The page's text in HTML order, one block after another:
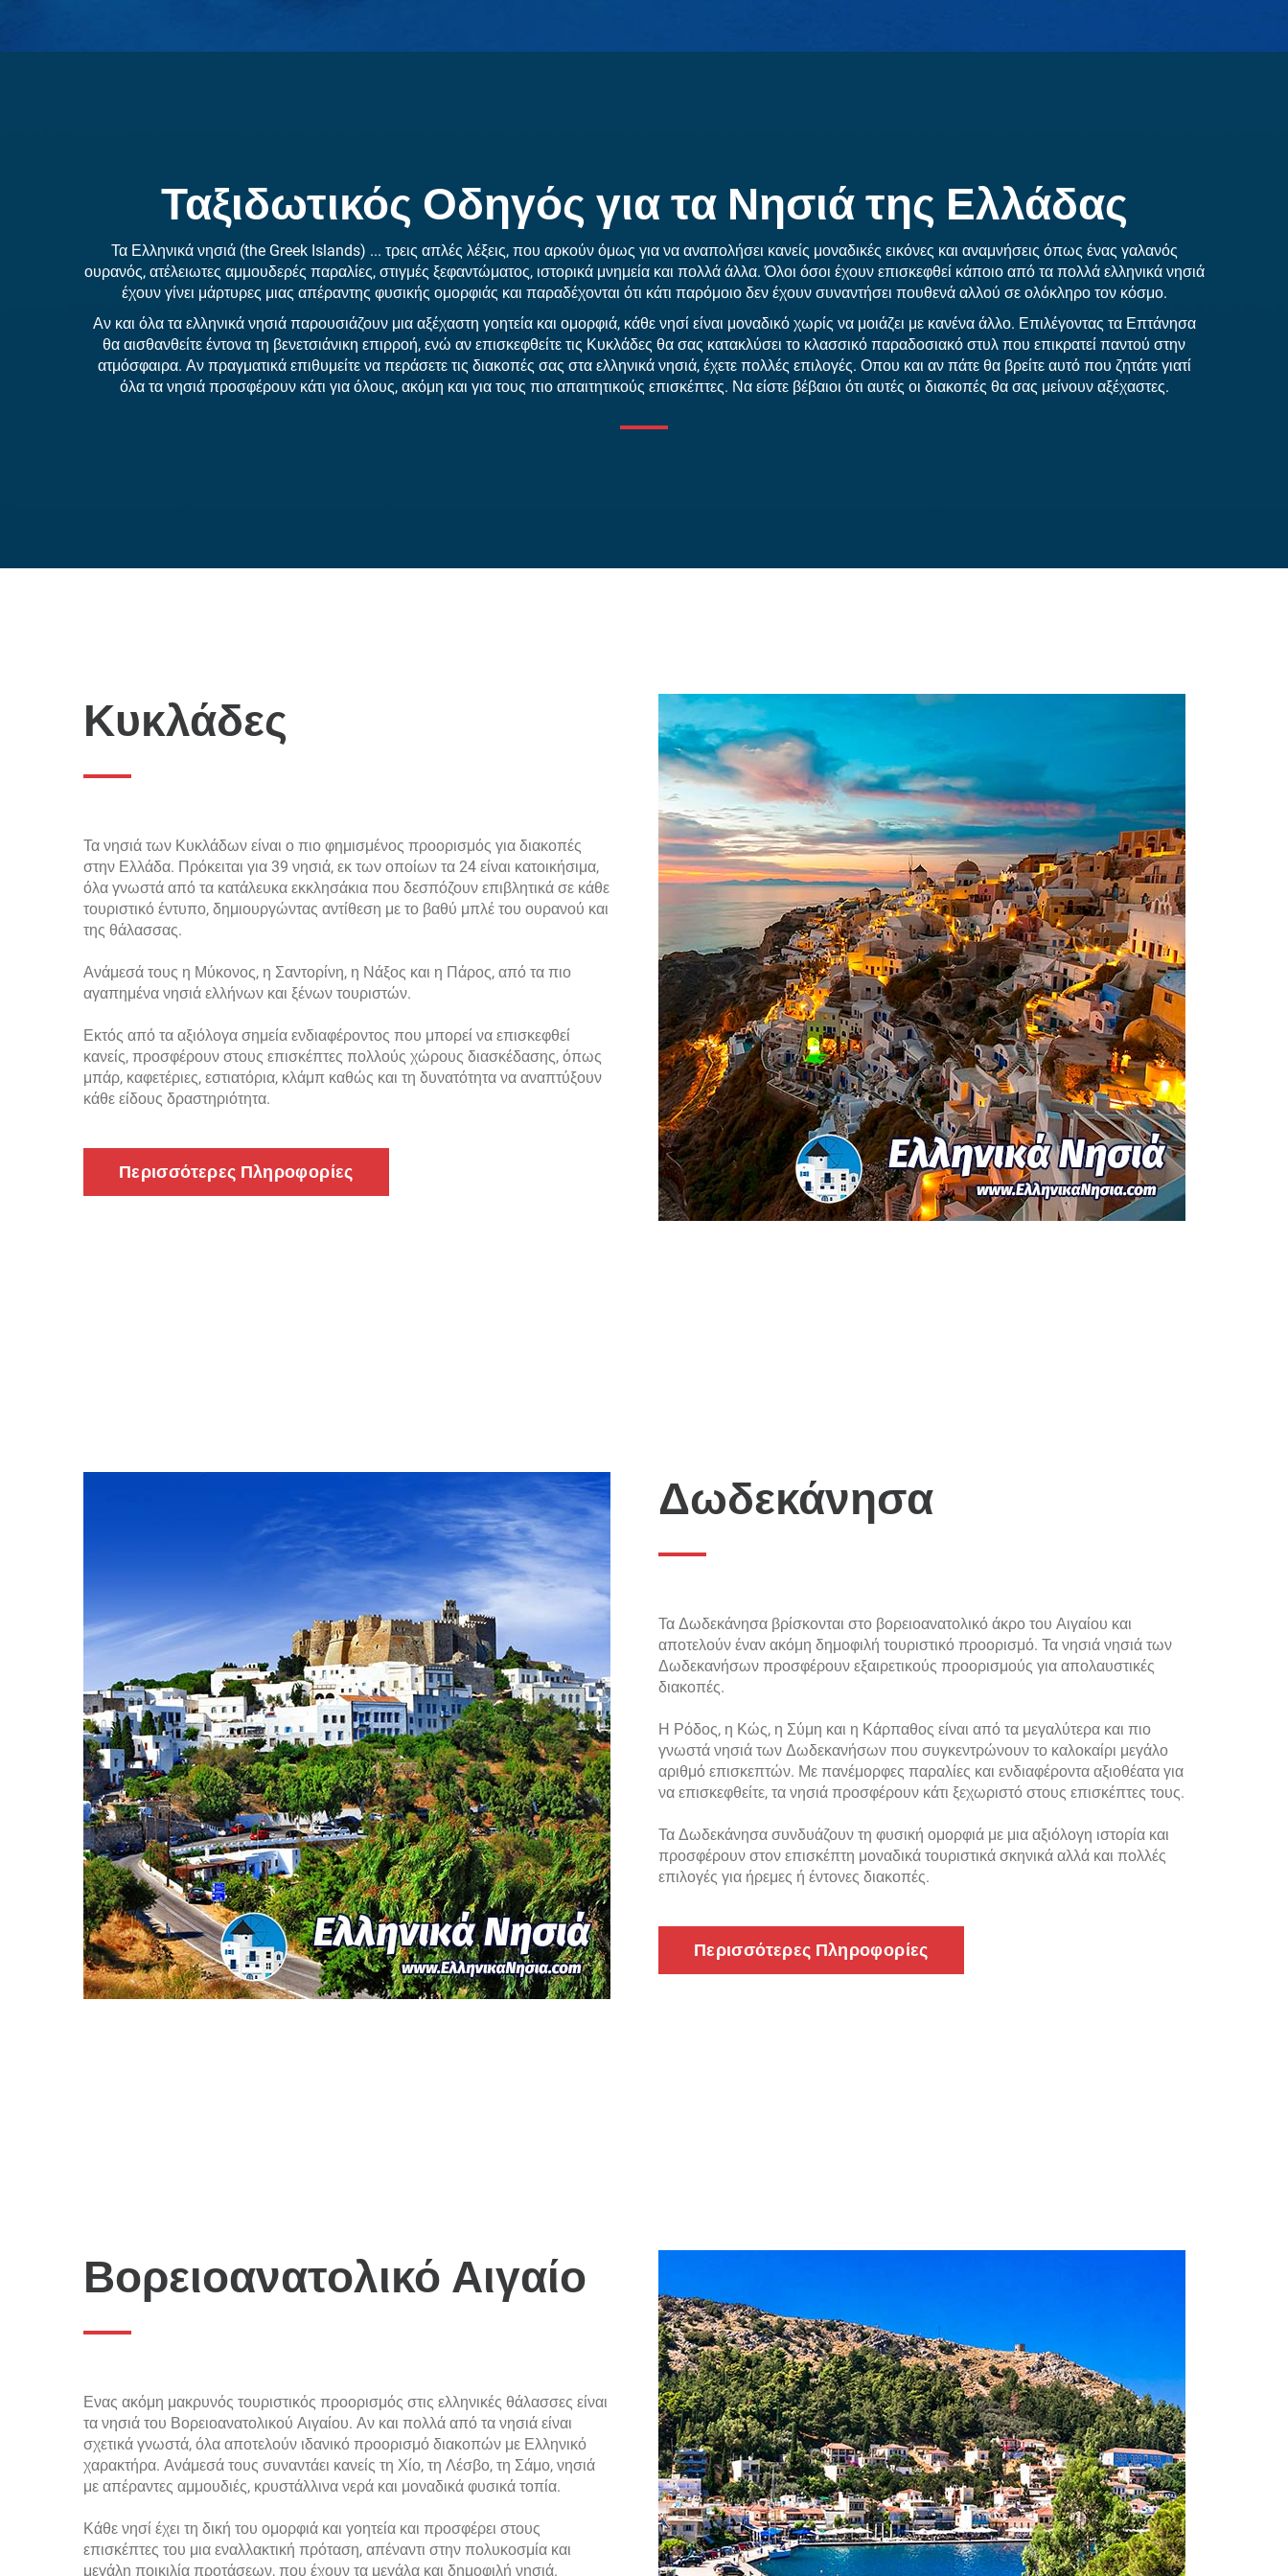
Ταξιδωτικός Οδηγός για τα Νησιά της Ελλάδας
Τα Ελληνικά νησιά (the Greek Islands) ... τρεις απλές λέξεις, που αρκούν όμως για να αναπολήσει κανείς μοναδικές εικόνες και αναμνήσεις όπως ένας γαλανός
ουρανός, ατέλειωτες αμμουδερές παραλίες, στιγμές ξεφαντώματος, ιστορικά μνημεία και πολλά άλλα. Όλοι όσοι έχουν επισκεφθεί κάποιο από τα πολλά ελληνικά νησιά
έχουν γίνει μάρτυρες μιας απέραντης φυσικής ομορφιάς και παραδέχονται ότι κάτι παρόμοιο δεν έχουν συναντήσει πουθενά αλλού σε ολόκληρο τον κόσμο.
Αν και όλα τα ελληνικά νησιά παρουσιάζουν μια αξέχαστη γοητεία και ομορφιά, κάθε νησί είναι μοναδικό χωρίς να μοιάζει με κανένα άλλο. Επιλέγοντας τα Επτάνησα
θα αισθανθείτε έντονα τη βενετσιάνικη επιρροή, ενώ αν επισκεφθείτε τις Κυκλάδες θα σας κατακλύσει το κλασσικό παραδοσιακό στυλ που επικρατεί παντού στην
ατμόσφαιρα. Αν πραγματικά επιθυμείτε να περάσετε τις διακοπές σας στα ελληνικά νησιά, έχετε πολλές επιλογές. Οπου και αν πάτε θα βρείτε αυτό που ζητάτε γιατί
όλα τα νησιά προσφέρουν κάτι για όλους, ακόμη και για τους πιο απαιτητικούς επισκέπτες. Να είστε βέβαιοι ότι αυτές οι διακοπές θα σας μείνουν αξέχαστες.
Κυκλάδες
Τα νησιά των Κυκλάδων είναι ο πιο φημισμένος προορισμός για διακοπές
στην Ελλάδα. Πρόκειται για 39 νησιά, εκ των οποίων τα 24 είναι κατοικήσιμα,
όλα γνωστά από τα κατάλευκα εκκλησάκια που δεσπόζουν επιβλητικά σε κάθε
τουριστικό έντυπο, δημιουργώντας αντίθεση με το βαθύ μπλέ του ουρανού και
της θάλασσας.
Ανάμεσά τους η Μύκονος, η Σαντορίνη, η Νάξος και η Πάρος, από τα πιο
αγαπημένα νησιά ελλήνων και ξένων τουριστών.
Εκτός από τα αξιόλογα σημεία ενδιαφέροντος που μπορεί να επισκεφθεί
κανείς, προσφέρουν στους επισκέπτες πολλούς χώρους διασκέδασης, όπως
μπάρ, καφετέριες, εστιατόρια, κλάμπ καθώς και τη δυνατότητα να αναπτύξουν
κάθε είδους δραστηριότητα.
Περισσότερες Πληροφορίες
Δωδεκάνησα
Τα Δωδεκάνησα βρίσκονται στο βορειοανατολικό άκρο του Αιγαίου και
αποτελούν έναν ακόμη δημοφιλή τουριστικό προορισμό. Τα νησιά νησιά των
Δωδεκανήσων προσφέρουν εξαιρετικούς προορισμούς για απολαυστικές
διακοπές.
Η Ρόδος, η Κώς, η Σύμη και η Κάρπαθος είναι από τα μεγαλύτερα και πιο
γνωστά νησιά των Δωδεκανήσων που συγκεντρώνουν το καλοκαίρι μεγάλο
αριθμό επισκεπτών. Με πανέμορφες παραλίες και ενδιαφέροντα αξιοθέατα για
να επισκεφθείτε, τα νησιά προσφέρουν κάτι ξεχωριστό στους επισκέπτες τους.
Τα Δωδεκάνησα συνδυάζουν τη φυσική ομορφιά με μια αξιόλογη ιστορία και
προσφέρουν στον επισκέπτη μοναδικά τουριστικά σκηνικά αλλά και πολλές
επιλογές για ήρεμες ή έντονες διακοπές.
Περισσότερες Πληροφορίες
Βορειοανατολικό Αιγαίο
Ενας ακόμη μακρυνός τουριστικός προορισμός στις ελληνικές θάλασσες είναι
τα νησιά του Βορειοανατολικού Αιγαίου. Αν και πολλά από τα νησιά είναι
σχετικά γνωστά, όλα αποτελούν ιδανικό προορισμό διακοπών με Ελληνικό
χαρακτήρα. Ανάμεσά τους συναντάει κανείς τη Χίο, τη Λέσβο, τη Σάμο, νησιά
με απέραντες αμμουδιές, κρυστάλλινα νερά και μοναδικά φυσικά τοπία.
Κάθε νησί έχει τη δική του ομορφιά και γοητεία και προσφέρει στους
επισκέπτες του μια εναλλακτική πρόταση, απέναντι στην πολυκοσμία και
μεγάλη ποικιλία προτάσεων, που έχουν τα μεγάλα και δημοφιλή νησιά.